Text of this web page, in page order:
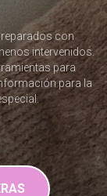
con
intervenidos.
para
para la